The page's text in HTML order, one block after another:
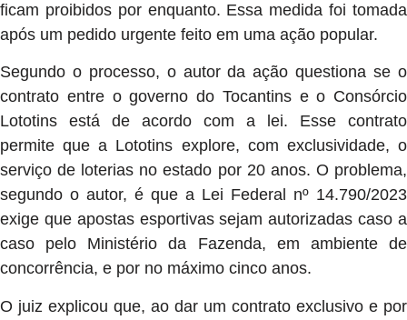
ficam proibidos por enquanto. Essa medida foi tomada
após um pedido urgente feito em uma ação popular.
Segundo o processo, o autor da ação questiona se o
contrato entre o governo do Tocantins e o Consórcio
Lototins está de acordo com a lei. Esse contrato
permite que a Lototins explore, com exclusividade, o
serviço de loterias no estado por 20 anos. O problema,
segundo o autor, é que a Lei Federal nº 14.790/2023
exige que apostas esportivas sejam autorizadas caso a
caso pelo Ministério da Fazenda, em ambiente de
concorrência, e por no máximo cinco anos.
O juiz explicou que, ao dar um contrato exclusivo e por